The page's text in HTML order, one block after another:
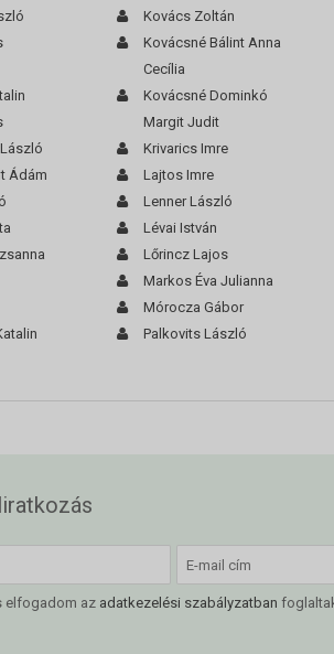
Ádám
Kovács Zoltán
Kovácsné Bálint Anna
Cecília
Kovácsné Dominkó
Margit Judit
Krivarics Imre
Lajtos Imre
Lenner László
Lévai István
Lőrincz Lajos
Markos Éva Julianna
Mórocza Gábor
Palkovits László
elfogadom az adatkezelési szabályzatban